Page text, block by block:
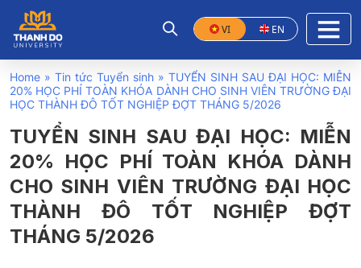
VI EN
Home » Tin tức Tuyển sinh » TUYỂN SINH SAU ĐẠI HỌC: MIỄN
20% HỌC PHÍ TOÀN KHÓA DÀNH CHO SINH VIÊN TRƯỜNG ĐẠI
HỌC THÀNH ĐÔ TỐT NGHIỆP ĐỢT THÁNG 5/2026
TUYỂN SINH SAU ĐẠI HỌC: MIỄN
20% HỌC PHÍ TOÀN KHÓA DÀNH
CHO SINH VIÊN TRƯỜNG ĐẠI HỌC
THÀNH ĐÔ TỐT NGHIỆP ĐỢT
THÁNG 5/2026